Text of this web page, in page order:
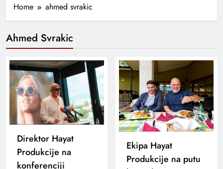
Home ahmed svrakic
Ahmed Svrakic
Direktor Hayat
Produkcije na
konferenciji
Ekipa Hayat
Produkcije na putu